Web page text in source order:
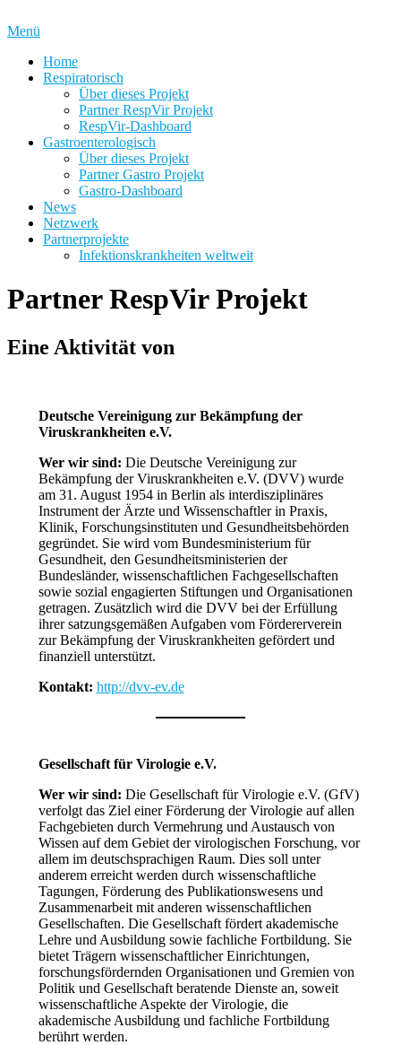
Inhalt
Menü
Home
Respiratorisch
Über dieses Projekt
Partner RespVir Projekt
RespVir-Dashboard
Gastroenterologisch
Über dieses Projekt
Partner Gastro Projekt
Gastro-Dashboard
News
Netzwerk
Partnerprojekte
Infektionskrankheiten weltweit
Partner RespVir Projekt
Eine Aktivität von
Deutsche Vereinigung zur Bekämpfung der
Viruskrankheiten e.V.
Wer wir sind: Die Deutsche Vereinigung zur
Bekämpfung der Viruskrankheiten e.V. (DVV) wurde
am 31. August 1954 in Berlin als interdisziplinäres
Instrument der Ärzte und Wissenschaftler in Praxis,
Klinik, Forschungsinstituten und Gesundheitsbehörden
gegründet. Sie wird vom Bundesministerium für
Gesundheit, den Gesundheitsministerien der
Bundesländer, wissenschaftlichen Fachgesellschaften
sowie sozial engagierten Stiftungen und Organisationen
getragen. Zusätzlich wird die DVV bei der Erfüllung
ihrer satzungsgemäßen Aufgaben vom Fördererverein
zur Bekämpfung der Viruskrankheiten gefördert und
finanziell unterstützt.
Kontakt: http://dvv-ev.de
Gesellschaft für Virologie e.V.
Wer wir sind: Die Gesellschaft für Virologie e.V. (GfV)
verfolgt das Ziel einer Förderung der Virologie auf allen
Fachgebieten durch Vermehrung und Austausch von
Wissen auf dem Gebiet der virologischen Forschung, vor
allem im deutschsprachigen Raum. Dies soll unter
anderem erreicht werden durch wissenschaftliche
Tagungen, Förderung des Publikationswesens und
Zusammenarbeit mit anderen wissenschaftlichen
Gesellschaften. Die Gesellschaft fördert akademische
Lehre und Ausbildung sowie fachliche Fortbildung. Sie
bietet Trägern wissenschaftlicher Einrichtungen,
forschungsfördernden Organisationen und Gremien von
Politik und Gesellschaft beratende Dienste an, soweit
wissenschaftliche Aspekte der Virologie, die
akademische Ausbildung und fachliche Fortbildung
berührt werden.